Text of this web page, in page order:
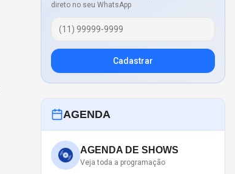
direto no seu WhatsApp
Cadastrar
AGENDA
AGENDA DE SHOWS
Veja toda a programação